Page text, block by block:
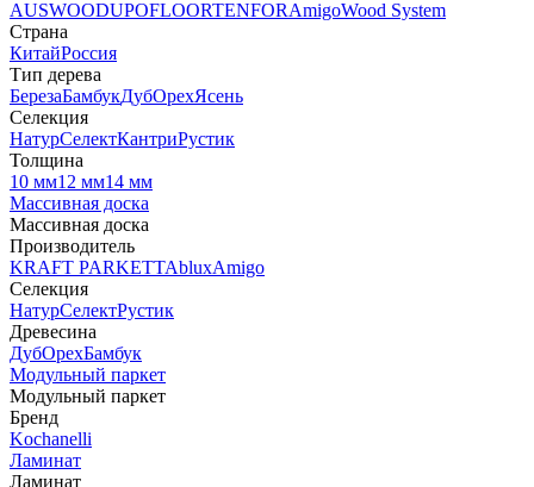
AUSWOODUPOFLOORTENFORAmigoWood System
Страна
КитайРоссия
Тип дерева
БерезаБамбукДубОрехЯсень
Селекция
НатурСелектКантриРустик
Толщина
10 мм12 мм14 мм
Массивная доска
Массивная доска
Производитель
KRAFT PARKETTAbluxAmigo
Селекция
НатурСелектРустик
Древесина
ДубОрехБамбук
Модульный паркет
Модульный паркет
Бренд
Kochanelli
Ламинат
Ламинат